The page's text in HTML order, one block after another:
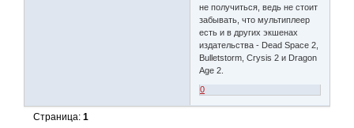
не получиться, ведь не стоит
забывать, что мультиплеер
есть и в других экшенах
издательства - Dead Space 2,
Bulletstorm, Crysis 2 и Dragon
Age 2.
0
Страница:1